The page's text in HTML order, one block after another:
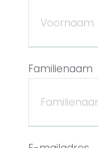
Familienaam